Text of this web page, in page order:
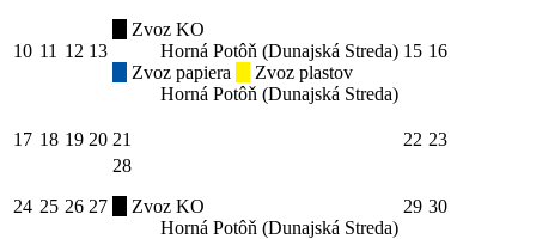
10 11 12 13
Zvoz KO
Horná Potôň (Dunajská Streda)
Zvoz papiera
Zvoz plastov
Horná Potôň (Dunajská Streda)
15 16
17 18 19 20 21 22 23
24 25 26 27
28
Zvoz KO
Horná Potôň (Dunajská Streda)
29 30